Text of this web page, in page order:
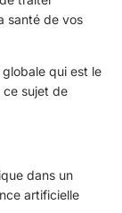
santé de vos
qui est le
ce sujet de
dans un
artificielle